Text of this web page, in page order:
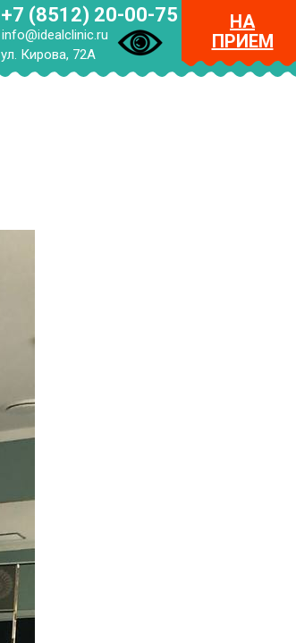
НА
ПРИЕМ
+7 (8512) 20-00-75
info@idealclinic.ru
ул. Кирова, 72А